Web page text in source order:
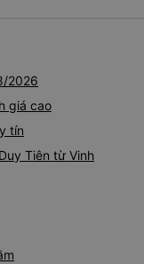
2026
giá cao
tín
Tiên từ Vinh